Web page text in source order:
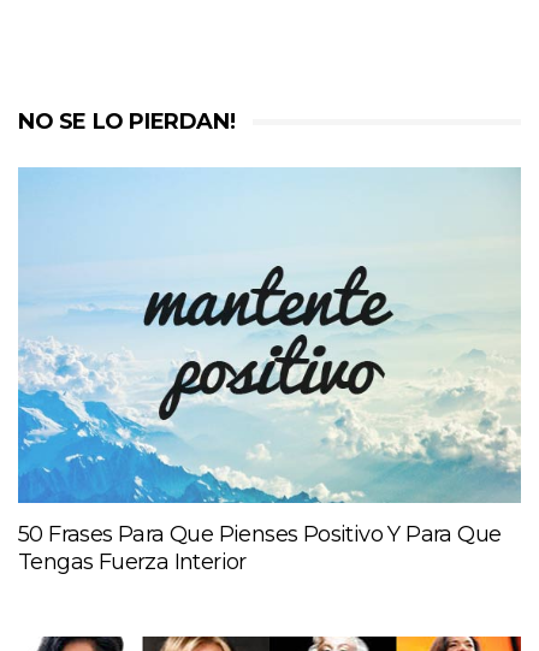
NO SE LO PIERDAN!
50 Frases Para Que Pienses Positivo Y Para Que
Tengas Fuerza Interior